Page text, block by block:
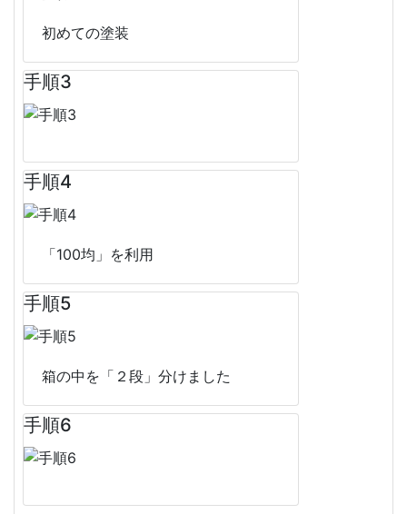
初めての塗装
手順3
手順4
「100均」を利用
手順5
箱の中を「２段」分けました
手順6